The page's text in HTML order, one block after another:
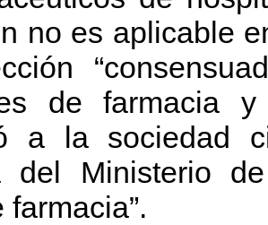
no es aplicable
de farmacia
a la sociedad
del Ministerio